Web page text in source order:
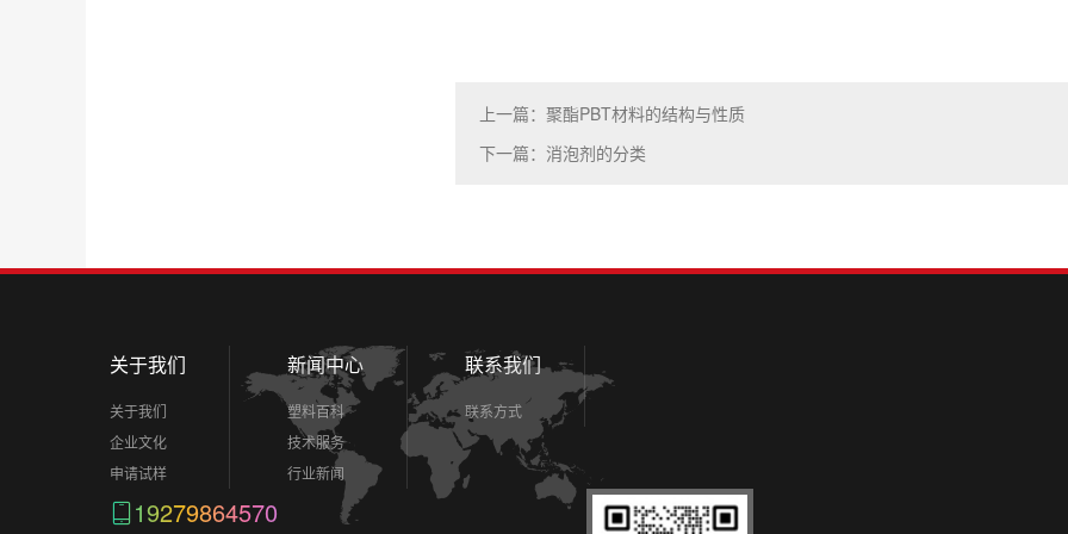
上一篇：聚酯PBT材料的结构与性质
下一篇：消泡剂的分类
关于我们
关于我们
企业文化
申请试样
新闻中心
塑料百科
技术服务
行业新闻
联系我们
联系方式
19279864570